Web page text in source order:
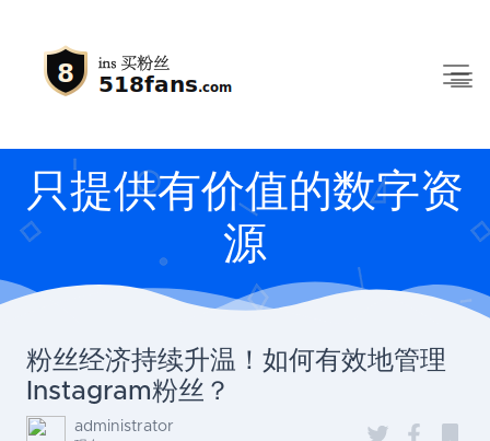
只提供有价值的数字资
源
粉丝经济持续升温！如何有效地管理
Instagram粉丝？
administrator